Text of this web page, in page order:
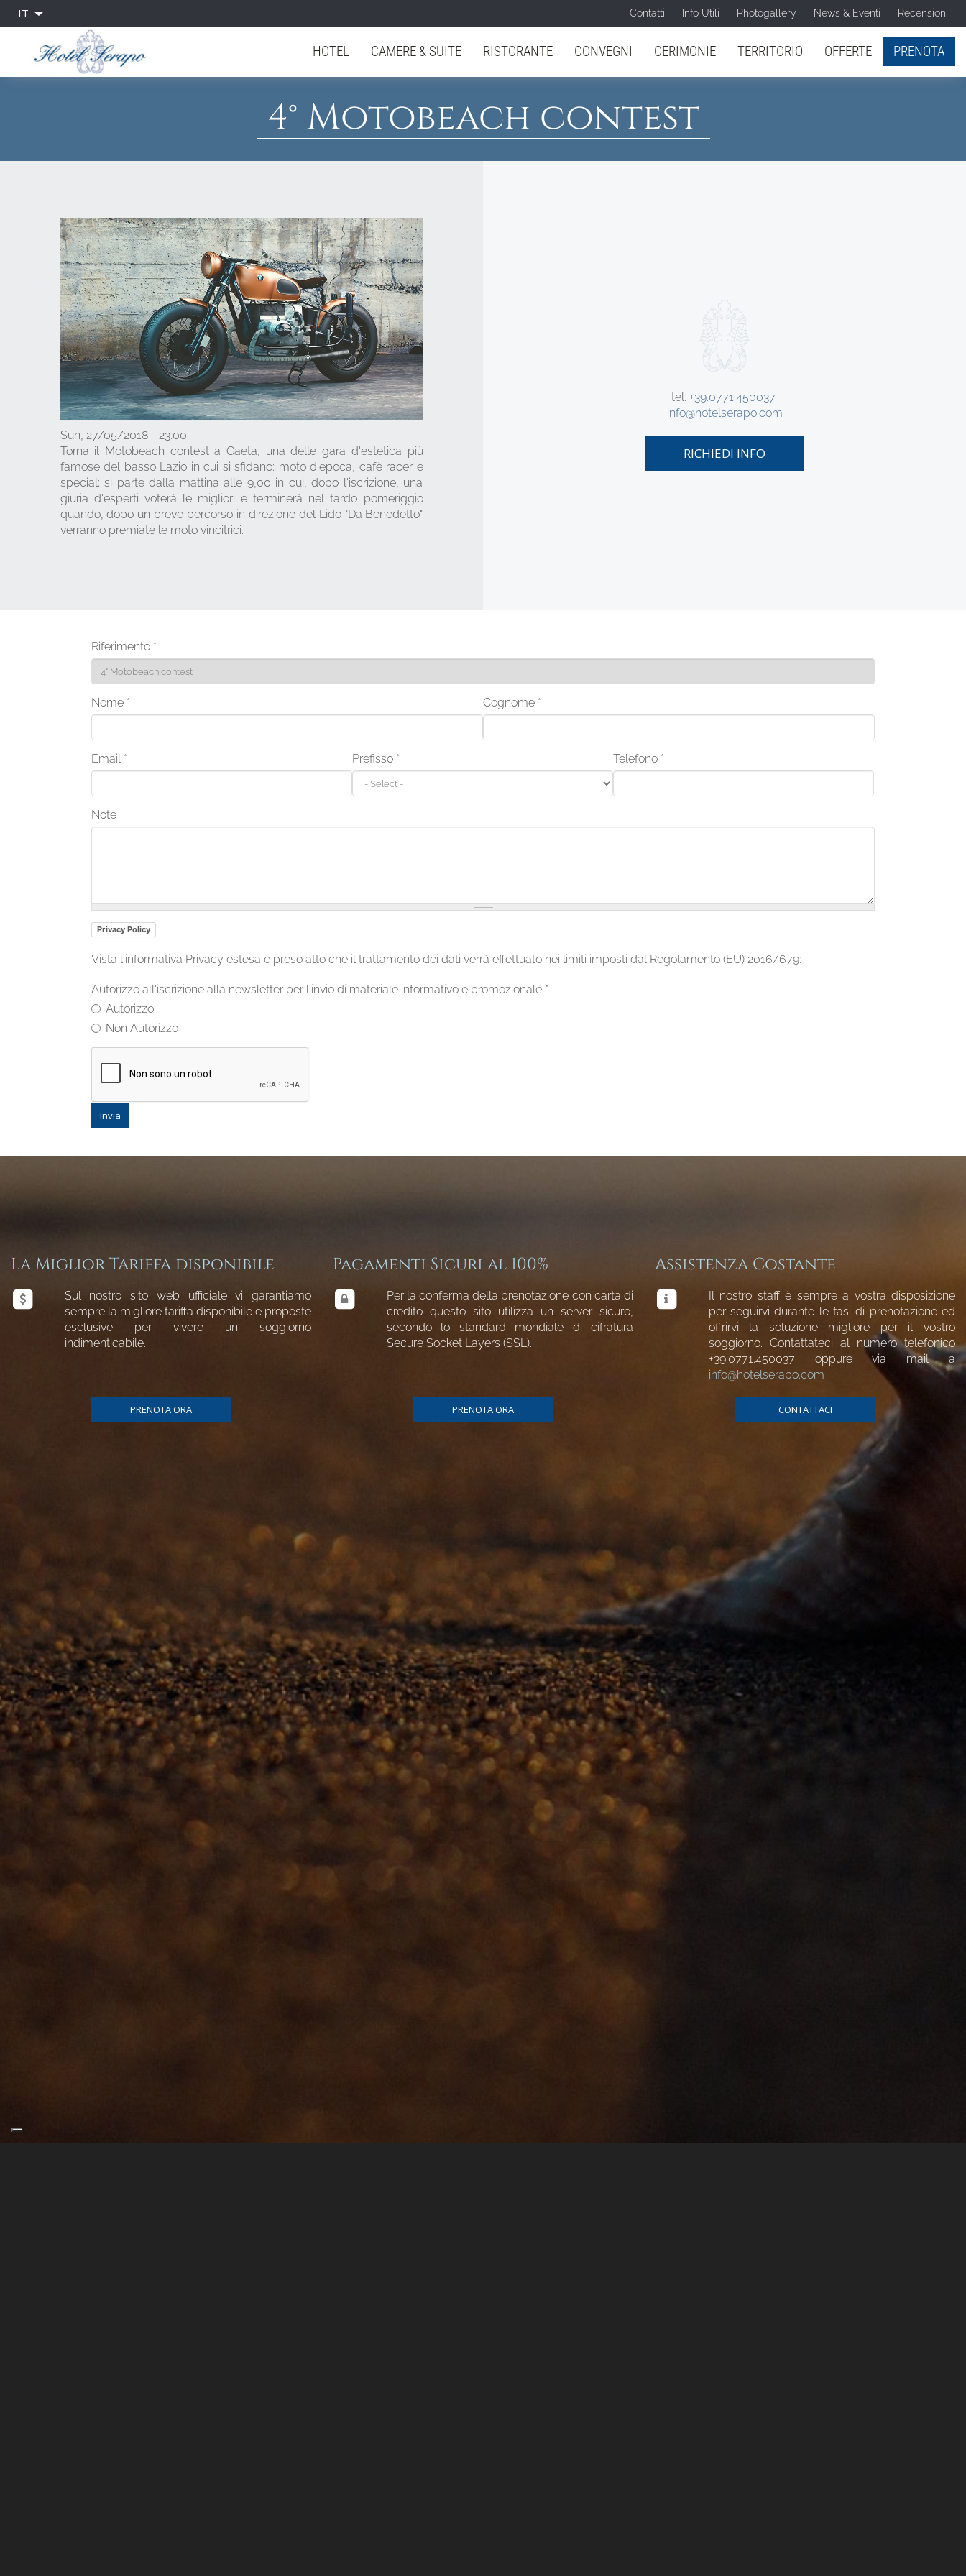
IT Contatti Info Utili Photogallery News & Eventi Recensioni
HOTEL CAMERE & SUITE RISTORANTE CONVEGNI CERIMONIE TERRITORIO OFFERTE PRENOTA
4° Motobeach contest
Sun, 27/05/2018 - 23:00
Torna il Motobeach contest a Gaeta, una delle gara d'estetica più
famose del basso Lazio in cui si sfidano: moto d'epoca, cafè racer e
special; si parte dalla mattina alle 9,00 in cui, dopo l'iscrizione, una
giuria d'esperti voterà le migliori e terminerà nel tardo pomeriggio
quando, dopo un breve percorso in direzione del Lido "Da Benedetto"
verranno premiate le moto vincitrici.
tel. +39.0771.450037
info@hotelserapo.com
RICHIEDI INFO
Riferimento *
Nome * Cognome *
Email * Prefisso * Telefono *
Note
Privacy Policy
Vista l'informativa Privacy estesa e preso atto che il trattamento dei dati verrà effettuato nei limiti imposti dal Regolamento (EU) 2016/679:
Autorizzo all'iscrizione alla newsletter per l'invio di materiale informativo e promozionale *
Autorizzo
Non Autorizzo
Invia
La Miglior Tariffa disponibile
Sul nostro sito web ufficiale vi garantiamo
sempre la migliore tariffa disponibile e proposte
esclusive per vivere un soggiorno
indimenticabile.
Pagamenti Sicuri al 100%
Per la conferma della prenotazione con carta di
credito questo sito utilizza un server sicuro,
secondo lo standard mondiale di cifratura
Secure Socket Layers (SSL).
Assistenza Costante
Il nostro staff è sempre a vostra disposizione
per seguirvi durante le fasi di prenotazione ed
offrirvi la soluzione migliore per il vostro
soggiorno. Contattateci al numero telefonico
+39.0771.450037
oppure via mail a
info@hotelserapo.com
PRENOTA ORA PRENOTA ORA CONTATTACI